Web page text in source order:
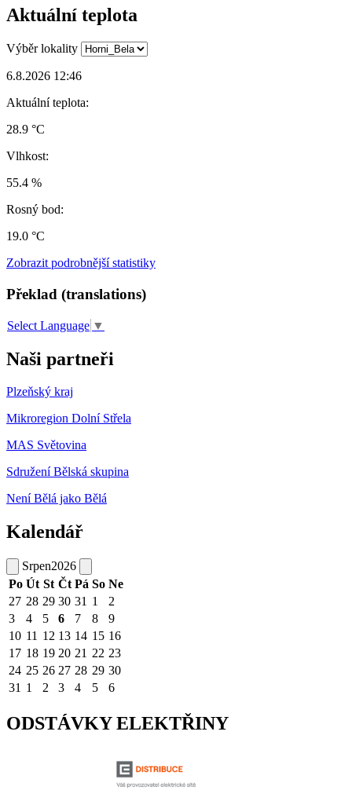
Aktuální teplota
Výběr lokality
6.8.2026 12:46
Aktuální teplota:
28.9 °C
Vlhkost:
55.4 %
Rosný bod:
19.0 °C
Zobrazit podrobnější statistiky
Překlad (translations)
Select Language ▼
Naši partneři
Plzeňský kraj
Mikroregion Dolní Střela
MAS Světovina
Sdružení Bělská skupina
Není Bělá jako Bělá
Kalendář
Srpen2026
Po Út St Čt Pá So Ne
27 28 29 30 31 1
2
3
4 5 6 7 8
9
10 11 12 13 14 15 16
17 18 19 20 21 22 23
24 25 26 27 28 29 30
31 1 2 3 4 5 6
ODSTÁVKY ELEKTŘINY